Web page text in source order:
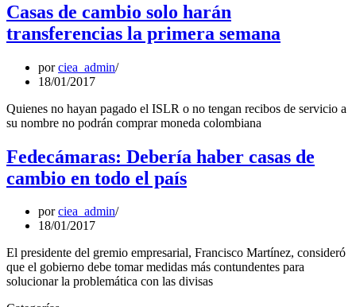
Casas de cambio solo harán
transferencias la primera semana
porciea_admin
18/01/2017
Quienes no hayan pagado el ISLR o no tengan recibos de servicio a
su nombre no podrán comprar moneda colombiana
Fedecámaras: Debería haber casas de
cambio en todo el país
porciea_admin
18/01/2017
El presidente del gremio empresarial, Francisco Martínez, consideró
que el gobierno debe tomar medidas más contundentes para
solucionar la problemática con las divisas